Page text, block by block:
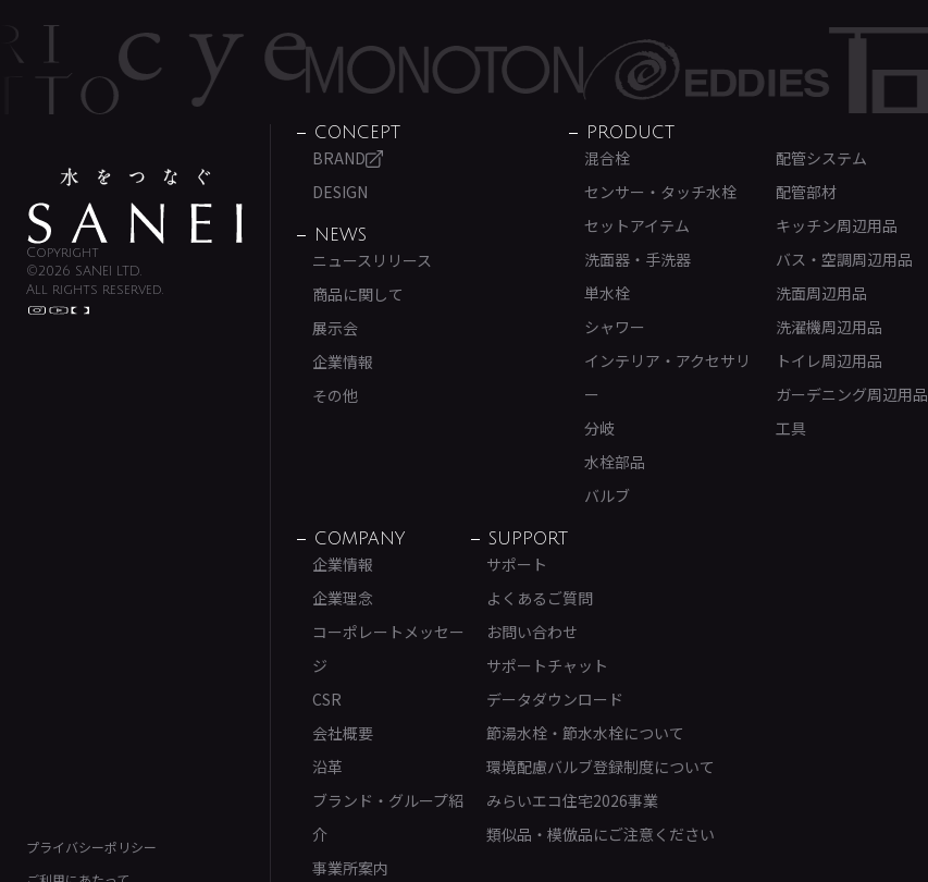
Copyright
©2026 SANEI LTD.
All rights reserved.
プライバシーポリシー
CONCEPT
BRAND
DESIGN
NEWS
ニュースリリース
商品に関して
展示会
企業情報
その他
PRODUCT
混合栓
センサー・タッチ水栓
セットアイテム
洗面器・手洗器
単水栓
シャワー
インテリア・アクセサリ
ー
分岐
水栓部品
バルブ
配管システム
配管部材
キッチン周辺用品
バス・空調周辺用品
洗面周辺用品
洗濯機周辺用品
トイレ周辺用品
ガーデニング周辺用品
工具
COMPANY
企業情報
企業理念
コーポレートメッセー
ジ
CSR
会社概要
沿革
ブランド・グループ紹
介
事業所案内
SUPPORT
サポート
よくあるご質問
お問い合わせ
サポートチャット
データダウンロード
節湯水栓・節水水栓について
環境配慮バルブ登録制度について
みらいエコ住宅2026事業
類似品・模倣品にご注意ください